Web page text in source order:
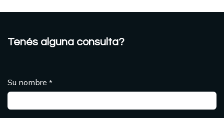
Tenés alguna consulta?
Su nombre *